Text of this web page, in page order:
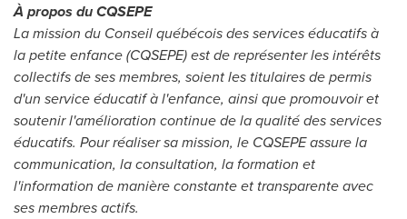
À propos du CQSEPE
La mission du Conseil québécois des services éducatifs à
la petite enfance (CQSEPE) est de représenter les intérêts
collectifs de ses membres, soient les titulaires de permis
d'un service éducatif à l'enfance, ainsi que promouvoir et
soutenir l'amélioration continue de la qualité des services
éducatifs. Pour réaliser sa mission, le CQSEPE assure la
communication, la consultation, la formation et
l'information de manière constante et transparente avec
ses membres actifs.